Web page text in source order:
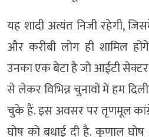
यह शादी अत्यंत निजी रहेगी,
और करीबी लोग ही शामिल
उनका एक बेटा है जो आईटी
से लेकर विभिन्न चुनावों में हम
चुके हैं. इस अवसर पर तृणमूल
घोष को बधाई दी है. कुणाल